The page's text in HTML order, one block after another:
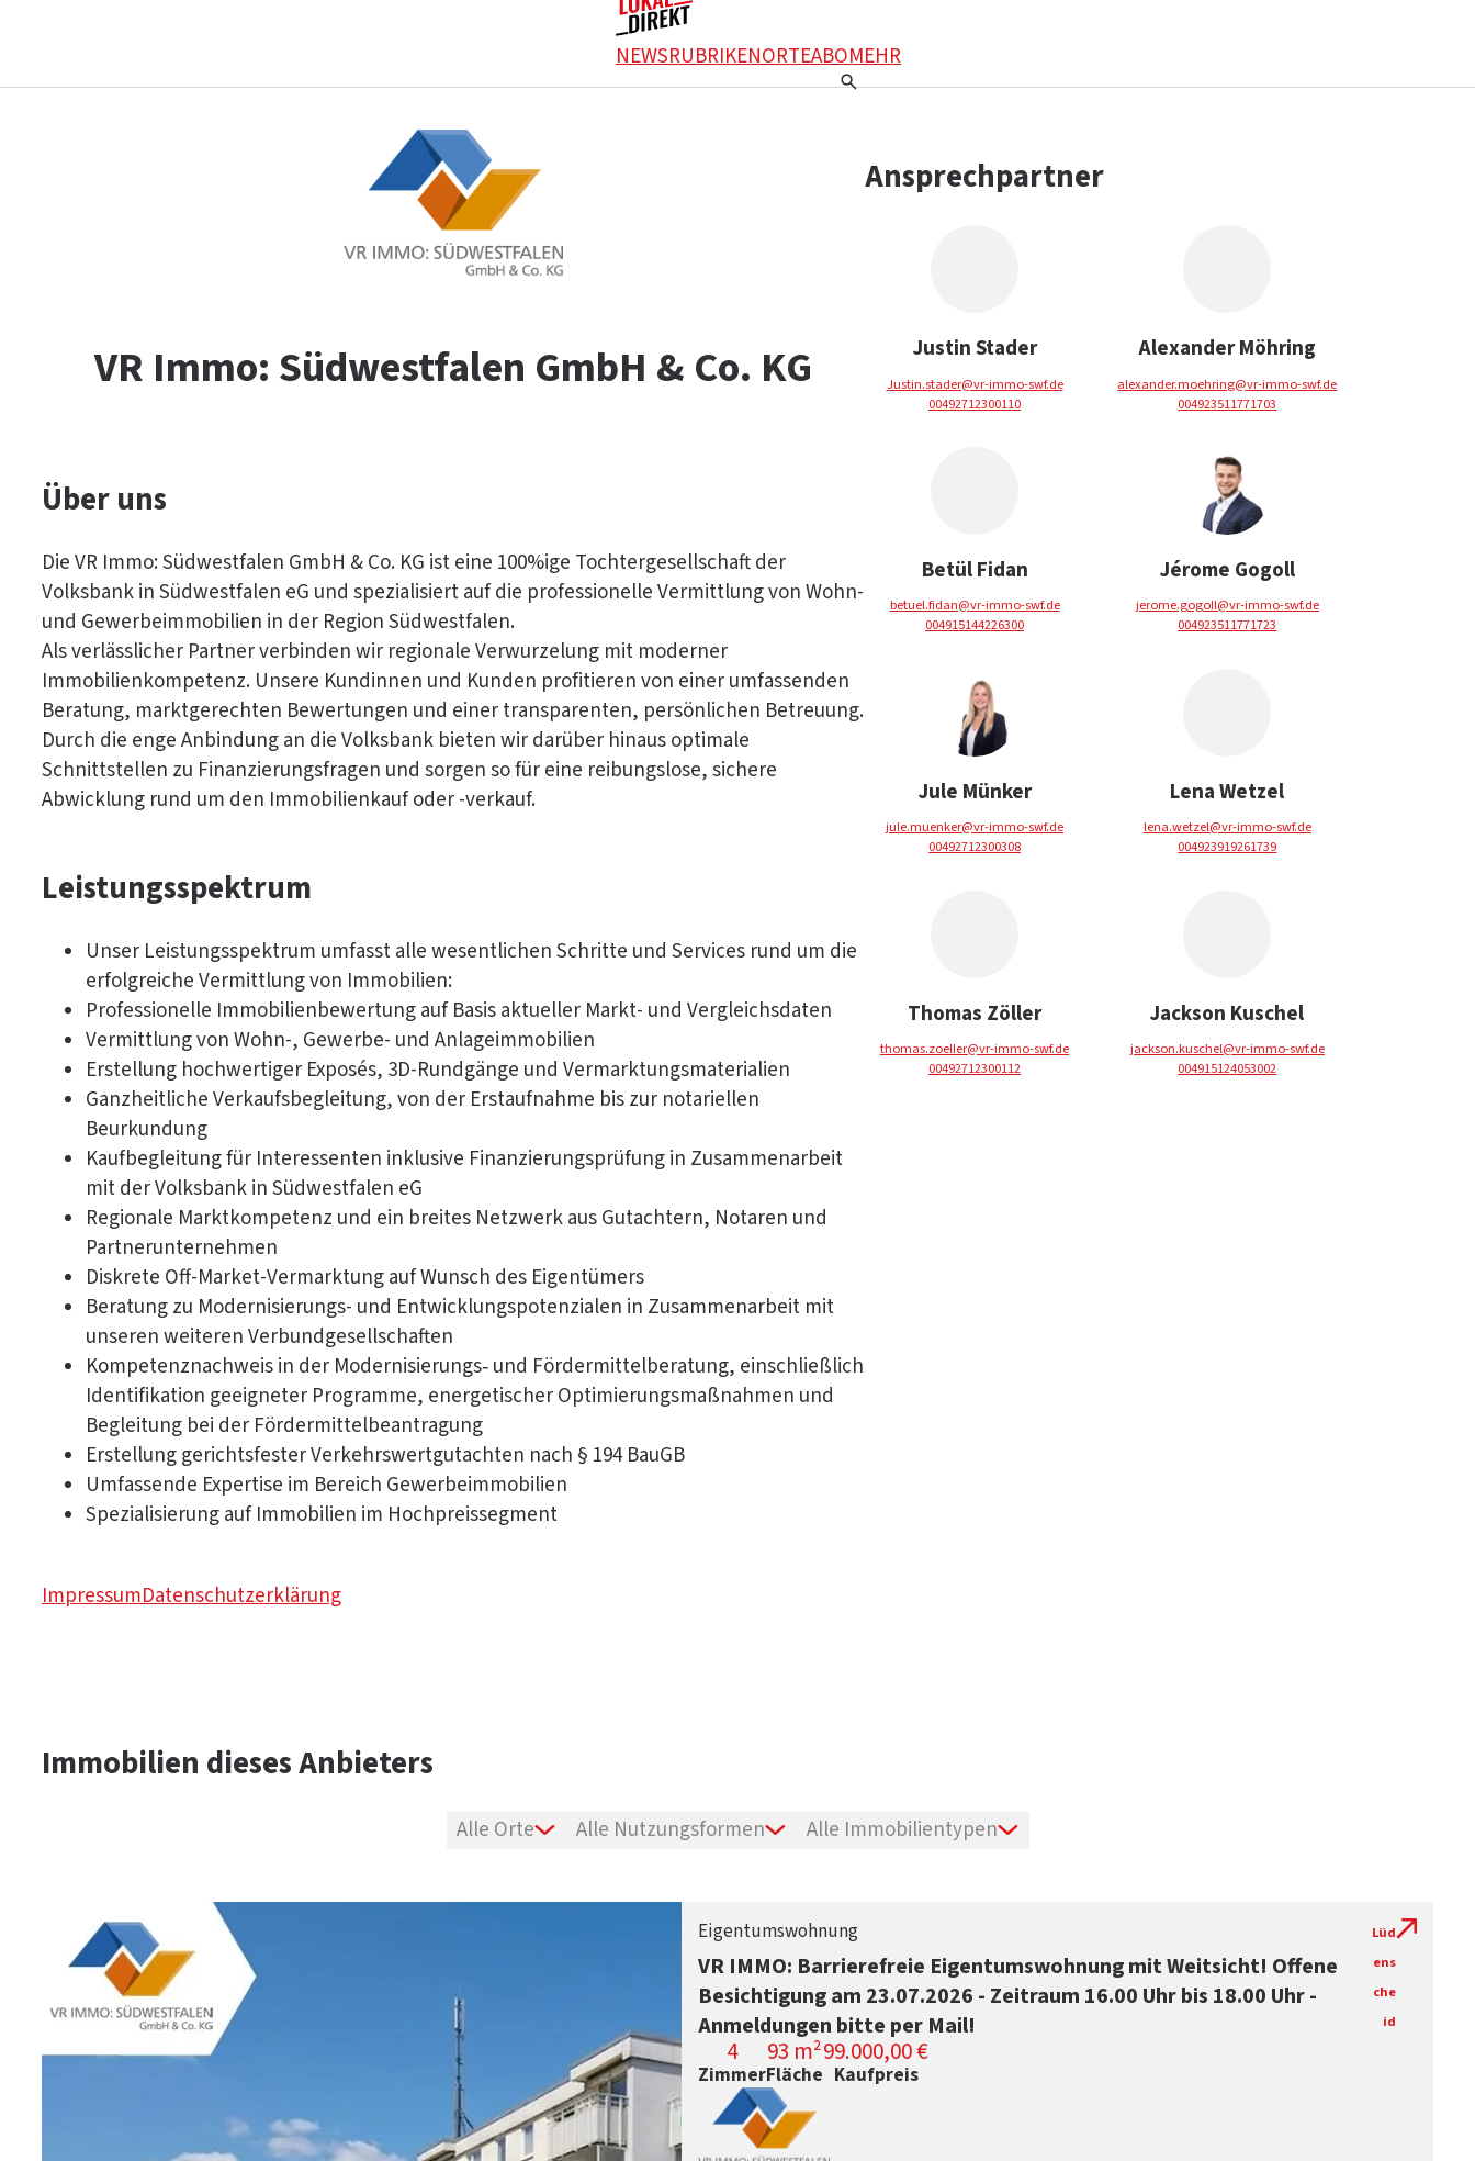
NEWSRUBRIKENORTEABOMEHR
VR Immo: Südwestfalen GmbH & Co. KG
Über uns
Die VR Immo: Südwestfalen GmbH & Co. KG ist eine 100%ige Tochtergesellschaft der
Volksbank in Südwestfalen eG und spezialisiert auf die professionelle Vermittlung von Wohn-
und Gewerbeimmobilien in der Region Südwestfalen.
Als verlässlicher Partner verbinden wir regionale Verwurzelung mit moderner
Immobilienkompetenz. Unsere Kundinnen und Kunden profitieren von einer umfassenden
Beratung, marktgerechten Bewertungen und einer transparenten, persönlichen Betreuung.
Durch die enge Anbindung an die Volksbank bieten wir darüber hinaus optimale
Schnittstellen zu Finanzierungsfragen und sorgen so für eine reibungslose, sichere
Abwicklung rund um den Immobilienkauf oder -verkauf.
Leistungsspektrum
Unser Leistungsspektrum umfasst alle wesentlichen Schritte und Services rund um die
erfolgreiche Vermittlung von Immobilien:
Professionelle Immobilienbewertung auf Basis aktueller Markt- und Vergleichsdaten
Vermittlung von Wohn-, Gewerbe- und Anlageimmobilien
Erstellung hochwertiger Exposés, 3D-Rundgänge und Vermarktungsmaterialien
Ganzheitliche Verkaufsbegleitung, von der Erstaufnahme bis zur notariellen
Beurkundung
Kaufbegleitung für Interessenten inklusive Finanzierungsprüfung in Zusammenarbeit
mit der Volksbank in Südwestfalen eG
Regionale Marktkompetenz und ein breites Netzwerk aus Gutachtern, Notaren und
Partnerunternehmen
Diskrete Off-Market-Vermarktung auf Wunsch des Eigentümers
Beratung zu Modernisierungs- und Entwicklungspotenzialen in Zusammenarbeit mit
unseren weiteren Verbundgesellschaften
Kompetenznachweis in der Modernisierungs‑ und Fördermittelberatung, einschließlich
Identifikation geeigneter Programme, energetischer Optimierungsmaßnahmen und
Begleitung bei der Fördermittelbeantragung
Erstellung gerichtsfester Verkehrswertgutachten nach § 194 BauGB
Umfassende Expertise im Bereich Gewerbeimmobilien
Spezialisierung auf Immobilien im Hochpreissegment
ImpressumDatenschutzerklärung
Ansprechpartner
Justin Stader
Justin.stader@vr-immo-swf.de
00492712300110
Alexander Möhring
alexander.moehring@vr-immo-swf.de
004923511771703
Betül Fidan
betuel.fidan@vr-immo-swf.de
004915144226300
Jérome Gogoll
jerome.gogoll@vr-immo-swf.de
004923511771723
Jule Münker
jule.muenker@vr-immo-swf.de
00492712300308
Lena Wetzel
lena.wetzel@vr-immo-swf.de
004923919261739
Thomas Zöller
thomas.zoeller@vr-immo-swf.de
00492712300112
Jackson Kuschel
jackson.kuschel@vr-immo-swf.de
004915124053002
Immobilien dieses Anbieters
Alle Orte Alle Nutzungsformen Alle Immobilientypen
Eigentumswohnung
VR IMMO: Barrierefreie Eigentumswohnung mit Weitsicht! Offene
Besichtigung am 23.07.2026 - Zeitraum 16.00 Uhr bis 18.00 Uhr -
Anmeldungen bitte per Mail!
Lüd
ens
che
id
4
Zimmer
93 m²
Fläche
99.000,00 €
Kaufpreis